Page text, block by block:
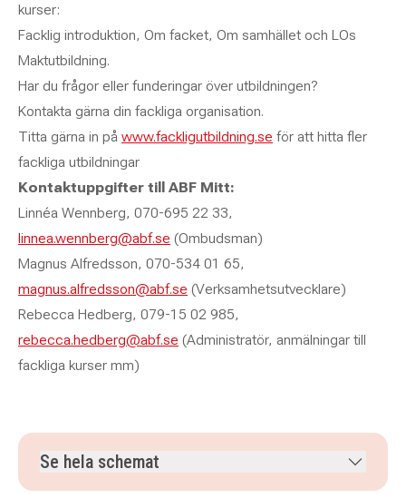
kurser:
Facklig introduktion, Om facket, Om samhället och LOs
Maktutbildning.
Har du frågor eller funderingar över utbildningen?
Kontakta gärna din fackliga organisation.
Titta gärna in på www.fackligutbildning.se för att hitta fler
fackliga utbildningar
Kontaktuppgifter till ABF Mitt:
Linnéa Wennberg, 070-695 22 33,
linnea.wennberg@abf.se (Ombudsman)
Magnus Alfredsson, 070-534 01 65,
magnus.alfredsson@abf.se (Verksamhetsutvecklare)
Rebecca Hedberg, 079-15 02 985,
rebecca.hedberg@abf.se (Administratör, anmälningar till
fackliga kurser mm)
Se hela schemat